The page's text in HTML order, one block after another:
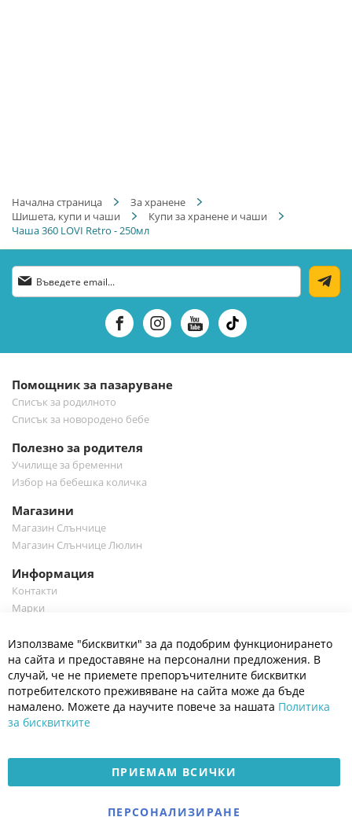
Начална страница
За хранене
Шишета, купи и чаши
Купи за хранене и чаши
Чаша 360 LOVI Retro - 250мл
Абонирай
се
бюлетин:
Помощник за пазаруване
Списък за родилното
Списък за новородено бебе
Полезно за родителя
Училище за бременни
Избор на бебешка количка
Магазини
Магазин Слънчице
Магазин Слънчице Люлин
Информация
Контакти
Марки
Полезно
Общи условия
Политика за поверителност
Платформа за OPC
Доставка и плащане
Електронен магазин
Използваме "бисквитки" за да подобрим функционирането
на сайта и предоставяне на персонални предложения. В
случай, че не приемете препоръчителните бисквитки
потребителското преживяване на сайта може да бъде
намалено. Можете да научите повече за нашата Политика
за бисквитките
ПРИЕМАМ ВСИЧКИ
ПЕРСОНАЛИЗИРАНЕ